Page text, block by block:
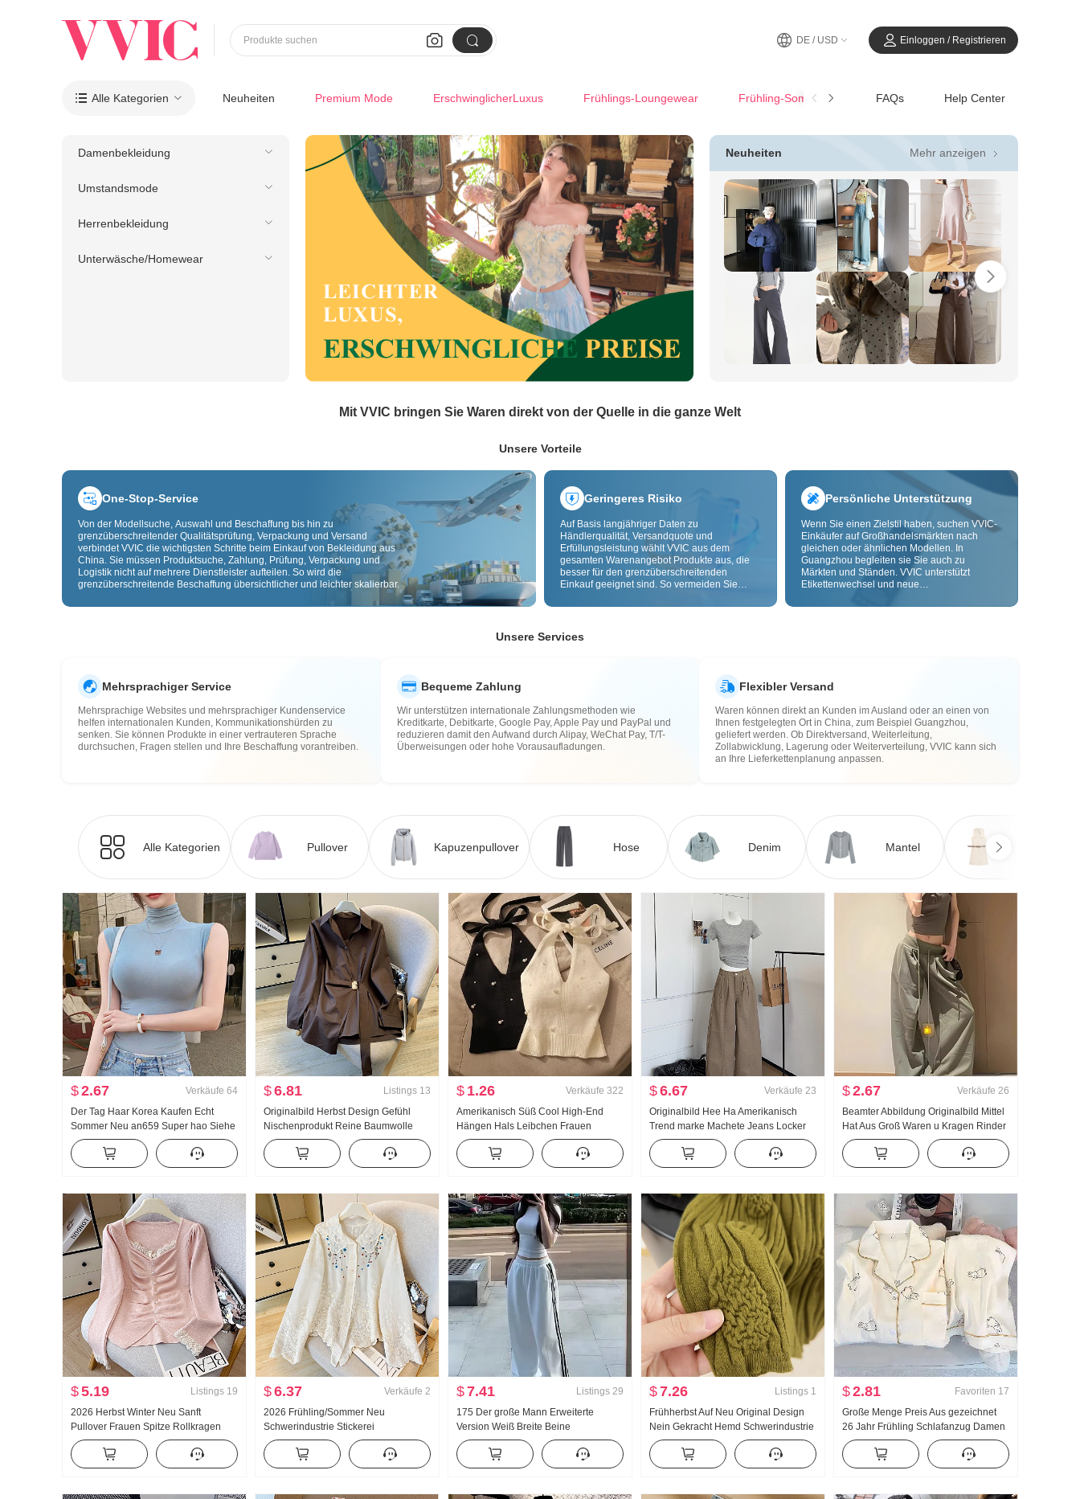
 
Produkte suchen DE / USD Einloggen / Registrieren
 Alle Kategorien Neuheiten Premium Mode ErschwinglicherLuxus Frühlings-Loungewear Frühling-SommerCasual FAQs Help Center
Damenbekleidung
Umstandsmode
Herrenbekleidung
Unterwäsche/Homewear
Neuheiten Mehr anzeigen 
Mit VVIC bringen Sie Waren direkt von der Quelle in die ganze Welt
Unsere Vorteile
One-Stop-Service
Von der Modellsuche, Auswahl und Beschaffung bis hin zu
grenzüberschreitender Qualitätsprüfung, Verpackung und Versand
verbindet VVIC die wichtigsten Schritte beim Einkauf von Bekleidung aus
China. Sie müssen Produktsuche, Zahlung, Prüfung, Verpackung und
Logistik nicht auf mehrere Dienstleister aufteilen. So wird die
grenzüberschreitende Beschaffung übersichtlicher und leichter skalierbar.
Geringeres Risiko
Auf Basis langjähriger Daten zu
Händlerqualität, Versandquote und
Erfüllungsleistung wählt VVIC aus dem
gesamten Warenangebot Produkte aus, die
besser für den grenzüberschreitenden
Einkauf geeignet sind. So vermeiden Sie
riskante Artikel. Cross-Border-
zusätzlich Risiken bei Qualität,
Persönliche Unterstützung
Wenn Sie einen Zielstil haben, suchen VVIC-
Einkäufer auf Großhandelsmärkten nach
gleichen oder ähnlichen Modellen. In
Guangzhou begleiten sie Sie auch zu
Märkten und Ständen. VVIC unterstützt
Etikettenwechsel und neue
Anpassung nach Bild oder Muster, damit Ihre
Unsere Services
Mehrsprachiger Service
Mehrsprachige Websites und mehrsprachiger Kundenservice
helfen internationalen Kunden, Kommunikationshürden zu
senken. Sie können Produkte in einer vertrauteren Sprache
durchsuchen, Fragen stellen und Ihre Beschaffung vorantreiben.
Bequeme Zahlung
Wir unterstützen internationale Zahlungsmethoden wie
Kreditkarte, Debitkarte, Google Pay, Apple Pay und PayPal und
reduzieren damit den Aufwand durch Alipay, WeChat Pay, T/T-
Überweisungen oder hohe Vorausaufladungen.
Flexibler Versand
Waren können direkt an Kunden im Ausland oder an einen von
Ihnen festgelegten Ort in China, zum Beispiel Guangzhou,
geliefert werden. Ob Direktversand, Weiterleitung,
Zollabwicklung, Lagerung oder Weiterverteilung, VVIC kann sich
an Ihre Lieferkettenplanung anpassen.
Alle Kategorien Pullover Kapuzenpullover Hose Denim Mantel
$2.67 Verkäufe 64
Der Tag Haar Korea Kaufen Echt
Sommer Neu an659 Super hao Siehe
Muschel Farbe Mikro Durch
Rollkragen Grundieren T-Shirt
$6.81 Listings 13
Originalbild Herbst Design Gefühl
Nischenprodukt Reine Baumwolle
Metall Dekoration Tailliert Schlank
Locker Langarm Hemd Damen
oberteile
$ 1.26 Verkäufe 322
Amerikanisch Süß Cool High-End
Hängen Hals Leibchen Frauen
Sommer Außerhalb zu tragen
Innerhalb Nehmen Unterhemd Spicy
Girl Strick Bandeau Top
$6.67 Verkäufe 23
Originalbild Hee Ha Amerikanisch
Trend marke Machete Jeans Locker
Breite Beine Freizeit Hose
$2.67 Verkäufe 26
Beamter Abbildung Originalbild Mittel
Hat Aus Groß Waren u Kragen Rinder
knochen Schnalle I-Zeichen Weste
Träger Breite Beine Bodenlang Sport
Lange Hose Anzug
$5.19 Listings 19
2026 Herbst Winter Neu Sanft
Pullover Frauen Spitze Rollkragen
Verdickt Strickpullover Damen Design
Gefühl Spitze Langarm Top
$6.37 Verkäufe 2
2026 Frühling/Sommer Neu
Schwerindustrie Stickerei
Puppenkragen Hemd Frauen
Französischer Stil Retro
Sonnenschutz Strickjacke
$7.41 Listings 29
175 Der große Mann Erweiterte
Version Weiß Breite Beine
Jogginghose Damen Frühling/Herbst
Neu Vielseitig kombinierbar Gestreift
Freizeit Bodenlang Hose
$7.26 Listings 1
Frühherbst Auf Neu Original Design
Nein Gekracht Hemd Schwerindustrie
Jacquard Strick Top Damen Herbst
Neu Schlank
$2.81 Favoriten 17
Große Menge Preis Aus gezeichnet
26 Jahr Frühling Schlafanzug Damen
Neu Wolken Baumwolle Langarm
Klein Reverskragen Home Service
Anzug Live-Übertragung Hoch